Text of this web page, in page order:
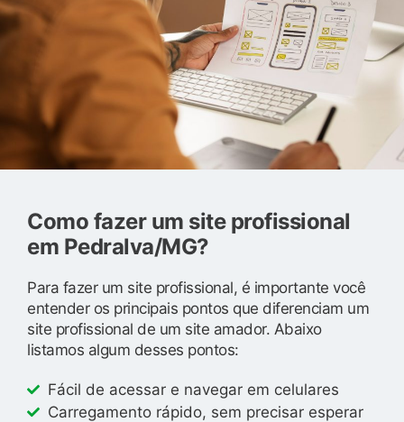
Como fazer um site profissional
em Pedralva/MG?
Para fazer um site profissional, é importante você
entender os principais pontos que diferenciam um
site profissional de um site amador. Abaixo
listamos algum desses pontos:
Fácil de acessar e navegar em celulares
Carregamento rápido, sem precisar esperar